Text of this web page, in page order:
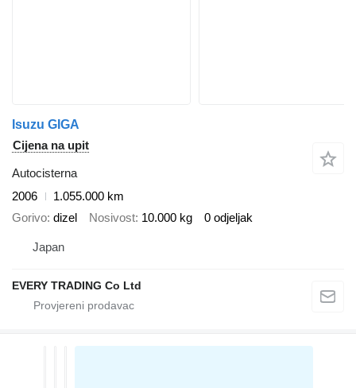
Isuzu GIGA
Cijena na upit
Autocisterna
2006
1.055.000 km
Gorivo dizel Nosivost 10.000 kg 0 odjeljak
Japan
EVERY TRADING Co Ltd